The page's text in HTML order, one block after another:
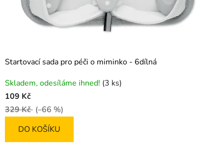
Startovací sada pro péči o miminko - 6dílná
Skladem, odesíláme ihned! (3 ks)
109 Kč
329 Kč (–66 %)
DO KOŠÍKU